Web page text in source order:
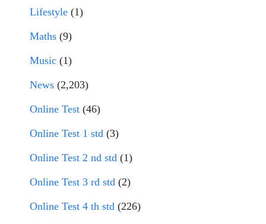
Lifestyle (1)
Maths (9)
Music (1)
News (2,203)
Online Test (46)
Online Test 1 std (3)
Online Test 2 nd std (1)
Online Test 3 rd std (2)
Online Test 4 th std (226)